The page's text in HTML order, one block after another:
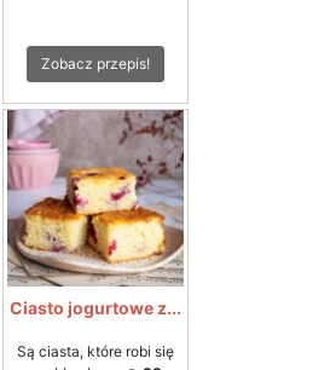
Zobacz przepis!
Ciasto jogurtowe z...
Są ciasta, które robi się